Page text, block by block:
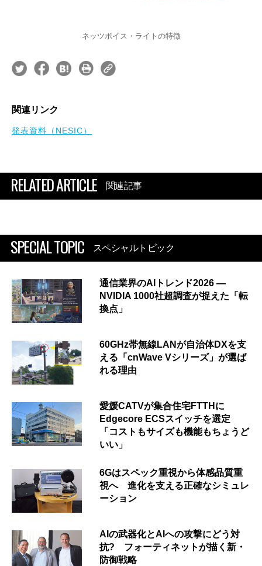
ネッツボイス・ライトの特徴
関連リンク
発表資料（NESIC）
RELATED ARTICLE 関連記事
SPECIAL TOPIC スペシャルトピック
通信業界のAIトレンド2026 ―
NVIDIA 1000社超調査が捉えた「転
換点」
60GHz帯無線LANが自治体DXを支
える「cnWave Vシリーズ」が選ば
れる理由
愛媛CATVが集合住宅FTTHに
Edgecore ECSスイッチを選定
「コストもサイズも機能もちょうど
いい」
6Gはスペック重視から体感品質重
視へ 進化を支える正確なシミュレ
ーション
AIの武器化とAIへの攻撃にどう対
抗? フォーティネットが描く新・
防御戦略